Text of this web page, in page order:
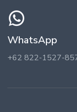
WhatsApp
+62 822-1527-